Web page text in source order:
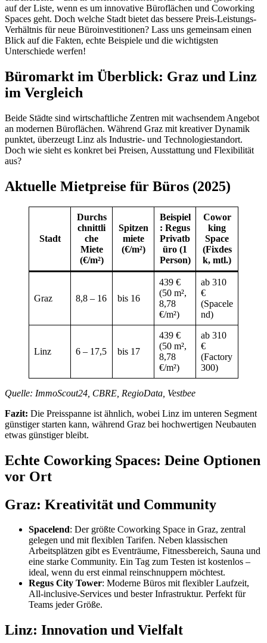
auf der Liste, wenn es um innovative Büroflächen und Coworking
Spaces geht. Doch welche Stadt bietet das bessere Preis-Leistungs-
Verhältnis für neue Büroinvestitionen? Lass uns gemeinsam einen
Blick auf die Fakten, echte Beispiele und die wichtigsten
Unterschiede werfen!
Büromarkt im Überblick: Graz und Linz
im Vergleich
Beide Städte sind wirtschaftliche Zentren mit wachsendem Angebot
an modernen Büroflächen. Während Graz mit kreativer Dynamik
punktet, überzeugt Linz als Industrie- und Technologiestandort.
Doch wie sieht es konkret bei Preisen, Ausstattung und Flexibilität
aus?
Aktuelle Mietpreise für Büros (2025)
Stadt
Durchs
chnittli
che
Miete
(€/m²)
Spitzen
miete
(€/m²)
Beispiel
: Regus
Privatb
üro (1
Person)
Cowor
king
Space
(Fixdes
k, mtl.)
Graz 8,8 – 16 bis 16
439 €
(50 m²,
8,78
€/m²)
ab 310
€
(Spacele
nd)
Linz 6 – 17,5 bis 17
439 €
(50 m²,
8,78
€/m²)
ab 310
€
(Factory
300)
Quelle: ImmoScout24, CBRE, RegioData, Vestbee
Fazit: Die Preisspanne ist ähnlich, wobei Linz im unteren Segment
günstiger starten kann, während Graz bei hochwertigen Neubauten
etwas günstiger bleibt.
Echte Coworking Spaces: Deine Optionen
vor Ort
Graz: Kreativität und Community
Spacelend: Der größte Coworking Space in Graz, zentral
gelegen und mit flexiblen Tarifen. Neben klassischen
Arbeitsplätzen gibt es Eventräume, Fitnessbereich, Sauna und
eine starke Community. Ein Tag zum Testen ist kostenlos –
ideal, wenn du erst einmal reinschnuppern möchtest.
Regus City Tower: Moderne Büros mit flexibler Laufzeit,
All-inclusive-Services und bester Infrastruktur. Perfekt für
Teams jeder Größe.
Linz: Innovation und Vielfalt